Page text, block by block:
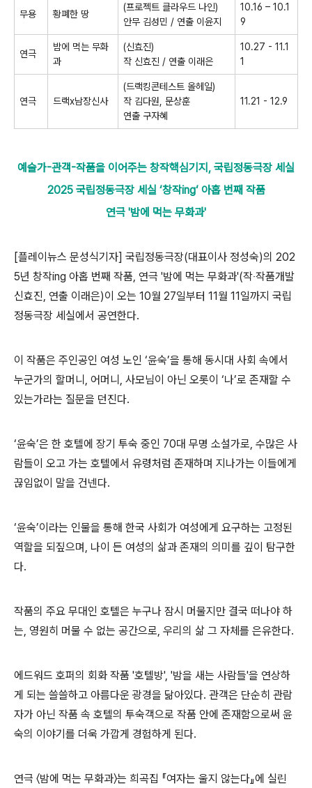
무용 황폐한 땅
(프로젝트 클라우드 나인)
안무 김성민 / 연출 이윤지
10.16 – 10.1
9
연극
밤에 먹는 무화
과
(신효진)
작 신효진 / 연출 이래은
10.27 - 11.1
1
연극 드랙x남장신사
(드랙킹콘테스트 올헤일)
작 김다원 문상훈
연출 구자혜
11.21 - 12.9
예술가-관객-작품을 이어주는 창작핵심기지, 국립정동극장 세실
2025 국립정동극장 세실 ‘창작ing‘ 아홉 번째 작품
연극 '밤에 먹는 무화과'
[플레이뉴스 문성식기자] 국립정동극장(대표이사 정성숙)의 202
5년 창작ing 아홉 번째 작품, 연극 '밤에 먹는 무화과'(작‧작품개발
신효진, 연출 이래은)이 오는 10월 27일부터 11월 11일까지 국립
정동극장 세실에서 공연한다.
이 작품은 주인공인 여성 노인 ‘윤숙’을 통해 동시대 사회 속에서
누군가의 할머니 , 어머니 , 사모님이 아닌 오롯이 ‘나’로 존재할 수
있는가라는 질문을 던진다.
‘윤숙’은 한 호텔에 장기 투숙 중인 70대 무명 소설가로, 수많은 사
람들이 오고 가는 호텔에서 유령처럼 존재하며 지나가는 이들에게
끊임없이 말을 건넨다.
‘윤숙’이라는 인물을 통해 한국 사회가 여성에게 요구하는 고정된
역할을 되짚으며, 나이 든 여성의 삶과 존재의 의미를 깊이 탐구한
다.
작품의 주요 무대인 호텔은 누구나 잠시 머물지만 결국 떠나야 하
는, 영원히 머물 수 없는 공간으로, 우리의 삶 그 자체를 은유한다.
에드워드 호퍼의 회화 작품 '호텔방', '밤을 새는 사람들'을 연상하
게 되는 쓸쓸하고 아름다운 광경을 닮아있다. 관객은 단순히 관람
자가 아닌 작품 속 호텔의 투숙객으로 작품 안에 존재함으로써 윤
숙의 이야기를 더욱 가깝게 경험하게 된다.
연극 〈밤에 먹는 무화과〉는 희곡집 『여자는 울지 않는다』에 실린